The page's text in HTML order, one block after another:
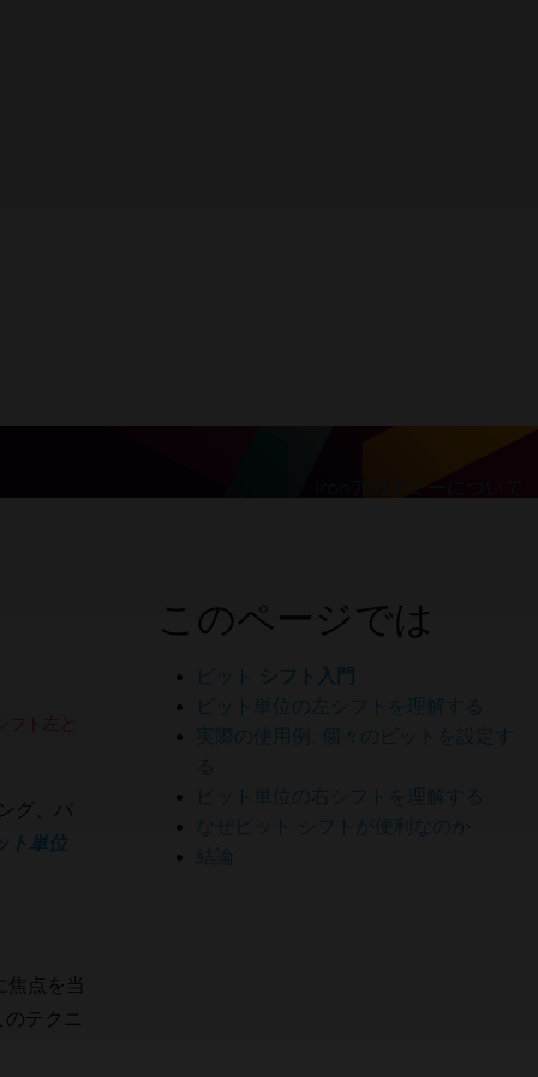
グ、パ
ト単位
点を当
テクニ
このページでは
ビット
シフト入門
ビット単位の左シフトを理解する
実際の使用例: 個々のビットを設定す
る
ビット単位の右シフトを理解する
なぜビット シフトが便利なのか
結論
ードやアカウントの作成は不要です。
除済み。クレジットカード不要。